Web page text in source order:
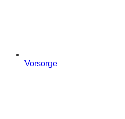
Vorsorge